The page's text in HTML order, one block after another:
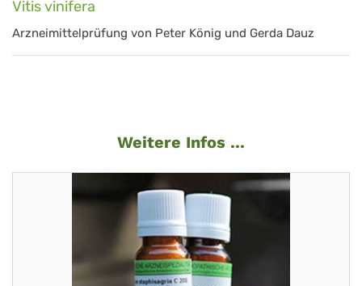
Vitis vinifera
Arzneimittelprüfung von Peter König und Gerda Dauz
Weitere Infos ...